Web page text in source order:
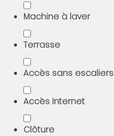
Machine à laver
Terrasse
Accès sans escaliers
Accès Internet
Clôture